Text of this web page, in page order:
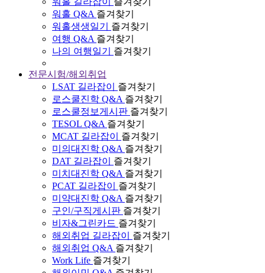
워홀 Q&A 즐겨찾기
워홀생생일기
즐겨찾기
여행 Q&A 즐겨찾기
나의 여행일기
즐겨찾기
전문시험/해외취업
LSAT 길라잡이
즐겨찾기
로스쿨진학 Q&A 즐겨찾기
로스쿨정보게시판 즐겨찾기
TESOL Q&A 즐겨찾기
MCAT 길라잡이
즐겨찾기
미의대진학 Q&A 즐겨찾기
DAT 길라잡이
즐겨찾기
미치대진학 Q&A 즐겨찾기
PCAT 길라잡이
즐겨찾기
미약대진학 Q&A 즐겨찾기
구인/구직게시판 즐겨찾기
비자&그린카드 즐겨찾기
해외취업 길라잡이
즐겨찾기
해외취업 Q&A 즐겨찾기
Work Life 즐겨찾기